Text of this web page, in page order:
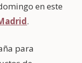
en este
.
para